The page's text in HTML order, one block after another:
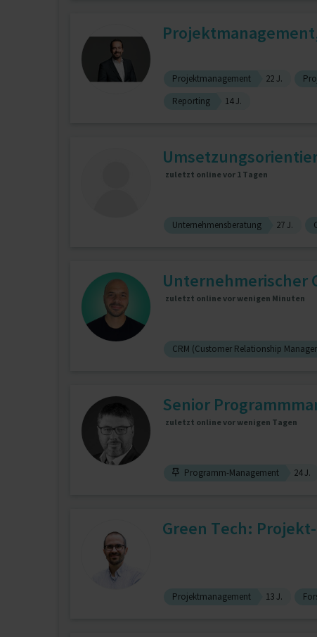
Projektmanagement 22 J.
Reporting
14 J.
zuletzt online vor 1 Tagen
Unternehmensberatung 27 J.
Unternehmerischer
zuletzt online vor wenigen Minuten
CRM (Customer Relationship
Senior
zuletzt online vor wenigen Tagen
Programm-Management 24 J.
Green Tech:
Projektmanagement 13 J.